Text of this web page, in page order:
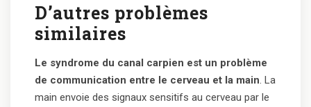
D’autres problèmes
similaires
Le syndrome du canal carpien est un problème
de communication entre le cerveau et la main . La
main envoie des signaux sensitifs au cerveau par le